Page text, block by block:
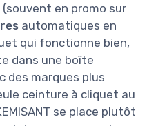
en promo sur
automatiques en
qui fonctionne bien,
dans une boîte
des marques plus
ceinture à cliquet au
se place plutôt